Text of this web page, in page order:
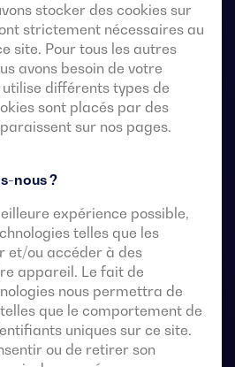
stocker des cookies sur
strictement nécessaires au
site. Pour tous les autres
avons besoin de votre
différents types de
sont placés par des
sur nos pages.
nous ?
expérience possible,
telles que les
et/ou accéder à des
appareil. Le fait de
nous permettra de
que le comportement de
uniques sur ce site.
ou de retirer son
apparente. Ils
en charge de deux sources
de contacts à distance
d’un contrôleur
une logique d’impulsions
utilisés dans des systèmes
tension où une interruption de